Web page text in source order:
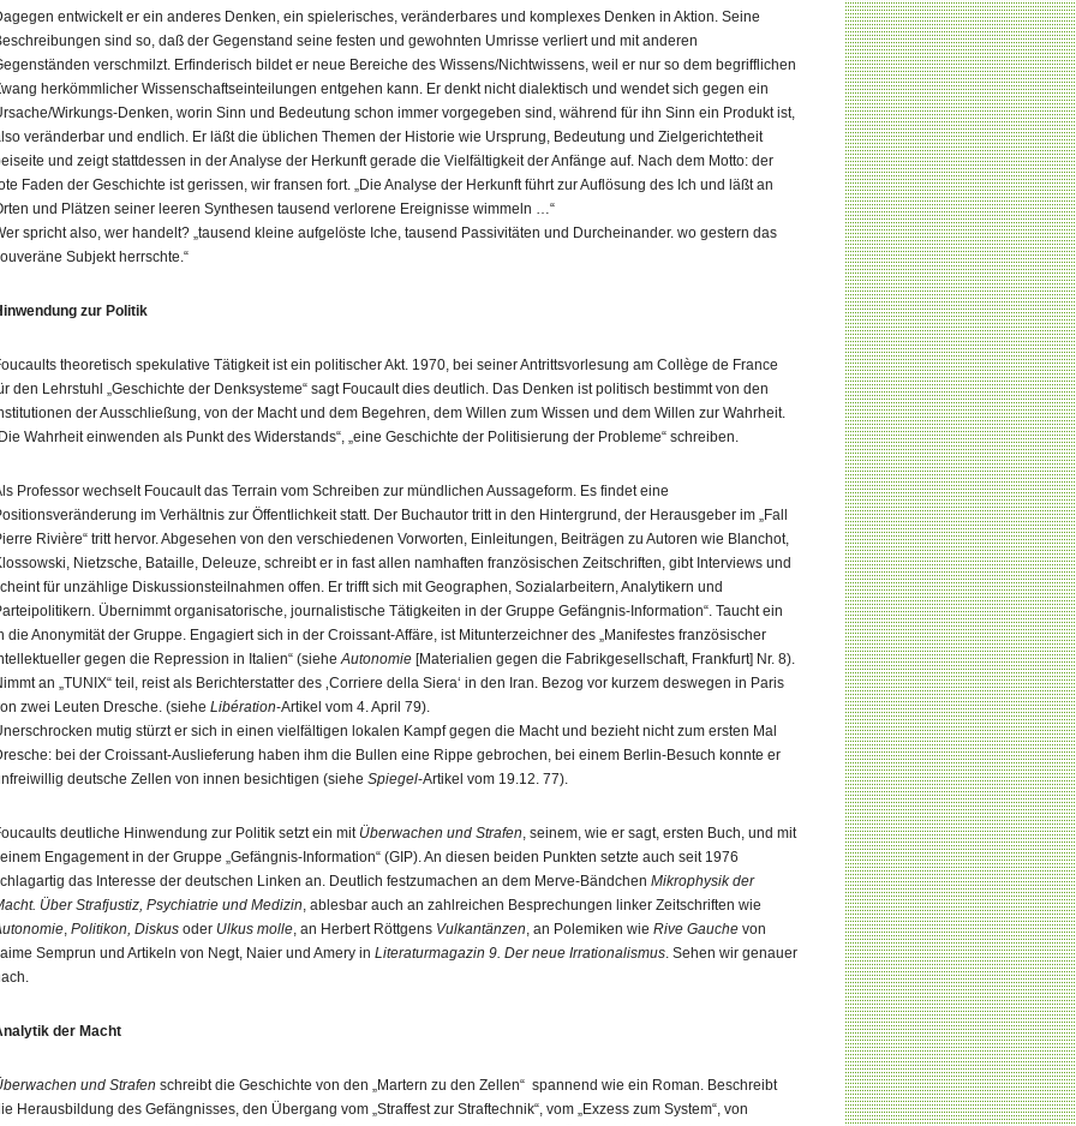
entwickelt er ein anderes Denken, ein spielerisches, veränderbares und komplexes Denken in Aktion. Seine
sind so, daß der Gegenstand seine festen und gewohnten Umrisse verliert und mit anderen
verschmilzt. Erfinderisch bildet er neue Bereiche des Wissens/Nichtwissens, weil er nur so dem begrifflichen
herkömmlicher Wissenschaftseinteilungen entgehen kann. Er denkt nicht dialektisch und wendet sich gegen ein
Wirkungs‑Denken, worin Sinn und Bedeutung schon immer vorgegeben sind, während für ihn Sinn ein Produkt ist,
veränderbar und endlich. Er läßt die üblichen Themen der Historie wie Ursprung, Bedeutung und Zielgerichtetheit
und zeigt stattdessen in der Analyse der Herkunft gerade die Vielfältigkeit der Anfänge auf. Nach dem Motto: der
Faden der Geschichte ist gerissen, wir fransen fort. „Die Analyse der Herkunft führt zur Auflösung des Ich und läßt an
und Plätzen seiner leeren Synthesen tausend verlorene Ereignisse wimmeln …“
spricht also, wer handelt? „tausend kleine aufgelöste Iche, tausend Passivitäten und Durcheinander. wo gestern das
Subjekt herrschte.“
zur Politik
theoretisch spekulative Tätigkeit ist ein politischer Akt. 1970, bei seiner Antrittsvorlesung am Collège de France
den Lehrstuhl „Geschichte der Denksysteme“ sagt Foucault dies deutlich. Das Denken ist politisch bestimmt von den
der Ausschließung, von der Macht und dem Begehren, dem Willen zum Wissen und dem Willen zur Wahrheit.
Wahrheit einwenden als Punkt des Widerstands“, „eine Geschichte der Politisierung der Probleme“ schreiben.
Professor wechselt Foucault das Terrain vom Schreiben zur mündlichen Aussageform. Es findet eine
im Verhältnis zur Öffentlichkeit statt. Der Buchautor tritt in den Hintergrund, der Herausgeber im „Fall
Rivière“ tritt hervor. Abgesehen von den verschiedenen Vorworten, Einleitungen, Beiträgen zu Autoren wie Blanchot,
Nietzsche, Bataille, Deleuze, schreibt er in fast allen namhaften französischen Zeitschriften, gibt Interviews und
für unzählige Diskussionsteilnahmen offen. Er trifft sich mit Geographen, Sozialarbeitern, Analytikern und
Übernimmt organisatorische, journalistische Tätigkeiten in der Gruppe Gefängnis‑Information“. Taucht ein
die Anonymität der Gruppe. Engagiert sich in der Croissant‑Affäre, ist Mitunterzeichner des „Manifestes französischer
gegen die Repression in Italien“ (sieheAutonomie[Materialien gegen die Fabrikgesellschaft, Frankfurt] Nr. 8).
an „TUNIX“ teil, reist als Berichterstatter des ‚Corriere della Siera‘ in den Iran. Bezog vor kurzem deswegen in Paris
zwei Leuten Dresche. (siehe Libération‑Artikel vom 4. April 79).
mutig stürzt er sich in einen vielfältigen lokalen Kampf gegen die Macht und bezieht nicht zum ersten Mal
bei der Croissant‑Auslieferung haben ihm die Bullen eine Rippe gebrochen, bei einem Berlin‑Besuch konnte er
deutsche Zellen von innen besichtigen (siehe Spiegel‑Artikel vom 19.12. 77).
deutliche Hinwendung zur Politik setzt ein mit Überwachen und Strafen, seinem, wie er sagt, ersten Buch, und mit
Engagement in der Gruppe „Gefängnis‑Information“ (GIP). An diesen beiden Punkten setzte auch seit 1976
das Interesse der deutschen Linken an. Deutlich festzumachen an dem Merve‑Bändchen Mikrophysik der
Über Strafjustiz, Psychiatrie und Medizin, ablesbar auch an zahlreichen Besprechungen linker Zeitschriften wie
, Politikon, Diskus oderUlkus molle, an Herbert Röttgens Vulkantänzen, an Polemiken wie Rive Gauchevon
Semprun und Artikeln von Negt, Naier und Amery in Literaturmagazin 9. Der neue Irrationalismus. Sehen wir genauer
der Macht
und Strafen schreibt die Geschichte von den „Martern zu den Zellen“ spannend wie ein Roman. Beschreibt
Herausbildung des Gefängnisses, den Übergang vom „Straffest zur Straftechnik“, vom „Exzess zum System“, von